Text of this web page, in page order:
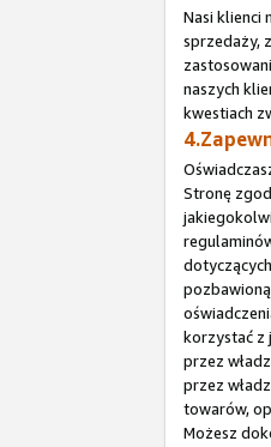
Nasi klienci
sprzedaży,
naszych
kwestiach
Stronę
korzystać z
przez
przez
towarów,
Możesz